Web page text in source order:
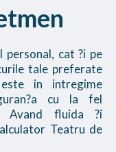
cat ?i pe
tale preferate
in intregime
cu la fel
Avand fluida ?i
Teatru de